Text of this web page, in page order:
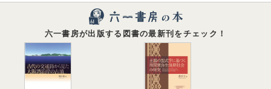
六一書房が出版する図書の最新刊をチェック！